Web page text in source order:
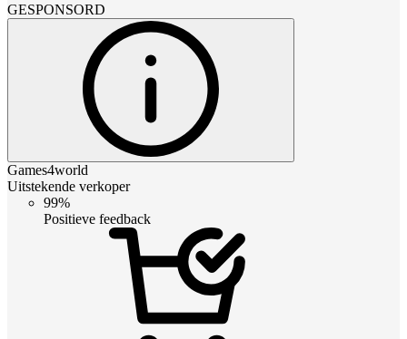
GESPONSORD
Games4world
Uitstekende verkoper
99%
Positieve feedback